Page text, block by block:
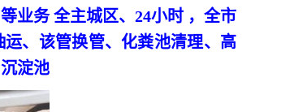
业务 全主城区、24小时 ，全市
、该管换管、化粪池清理、高
淀池